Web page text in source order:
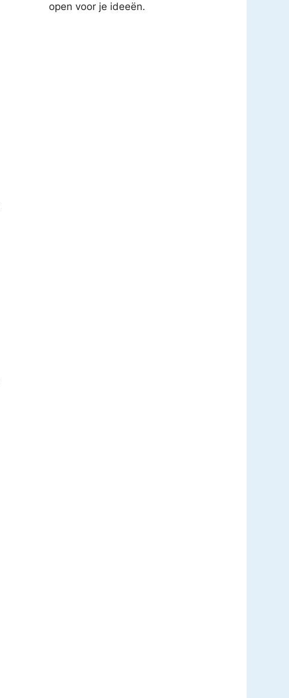
open voor je ideeën.